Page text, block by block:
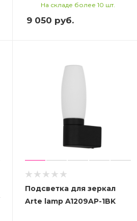
На складе более 10 шт.
9 050 руб.
Подсветка для зеркал
Arte lamp A1209AP-1BK